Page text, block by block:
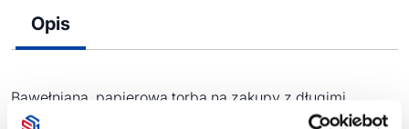
Opis
Bawełniana, papierowa torba na zakupy z długimi
uchwytami (60 cm)